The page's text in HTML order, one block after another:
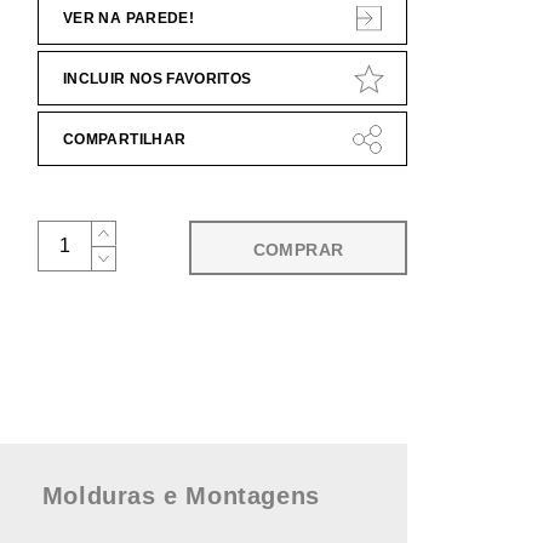
VER NA PAREDE!
INCLUIR NOS FAVORITOS
COMPARTILHAR
COMPRAR
Molduras e Montagens